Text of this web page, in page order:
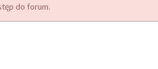
do forum.